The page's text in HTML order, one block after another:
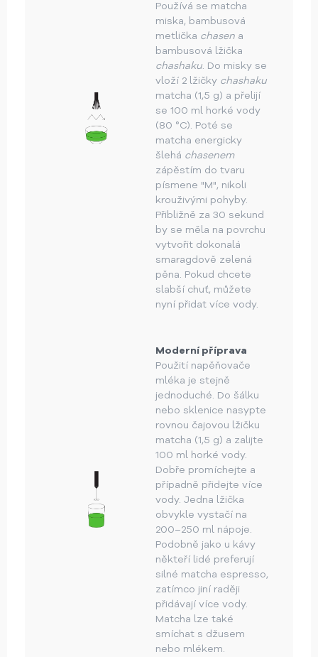
Používá se matcha
miska, bambusová
metlička chasen a
bambusová lžička
chashaku. Do misky se
vloží 2 lžičky chashaku
matcha (1,5 g) a přelijí
se 100 ml horké vody
(80 °C). Poté se
matcha energicky
šlehá chasenem
zápěstím do tvaru
písmene "M", nikoli
krouživými pohyby.
Přibližně za 30 sekund
by se měla na povrchu
vytvořit dokonalá
smaragdově zelená
pěna. Pokud chcete
slabší chuť, můžete
nyní přidat více vody.
Moderní příprava
Použití napěňovače
mléka je stejně
jednoduché. Do šálku
nebo sklenice nasypte
rovnou čajovou lžičku
matcha (1,5 g) a zalijte
100 ml horké vody.
Dobře promíchejte a
případně přidejte více
vody. Jedna lžička
obvykle vystačí na
200–250 ml nápoje.
Podobně jako u kávy
někteří lidé preferují
silné matcha espresso,
zatímco jiní raději
přidávají více vody.
Matcha lze také
smíchat s džusem
nebo mlékem.